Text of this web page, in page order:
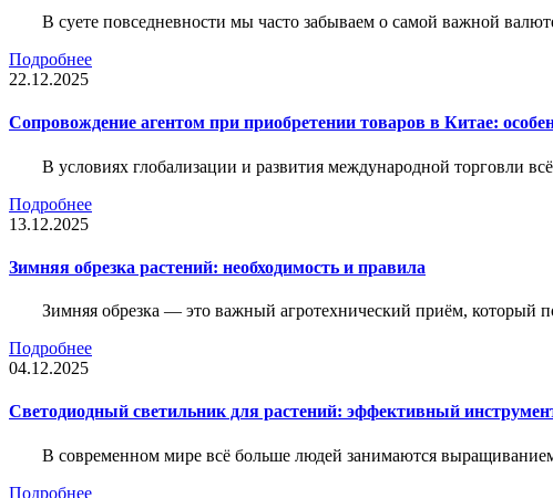
В суете повседневности мы часто забываем о самой важной
Подробнее
22.12.2025
Сопровождение агентом при приобретении товаров в Китае:
В условиях глобализации и развития международной торговли
Подробнее
13.12.2025
Зимняя обрезка растений: необходимость и правила
Зимняя обрезка — это важный агротехнический приём, который
Подробнее
04.12.2025
Светодиодный светильник для растений: эффективный
В современном мире всё больше людей занимаются
Подробнее